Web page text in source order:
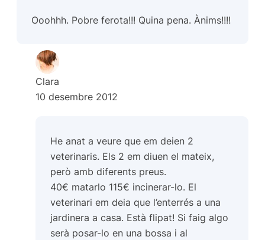
Ooohhh. Pobre ferota!!! Quina pena. Ànims!!!!
Clara
10 desembre 2012
He anat a veure que em deien 2
veterinaris. Els 2 em diuen el mateix,
però amb diferents preus.
40€ matarlo 115€ incinerar-lo. El
veterinari em deia que l’enterrés a una
jardinera a casa. Està flipat! Si faig algo
serà posar-lo en una bossa i al